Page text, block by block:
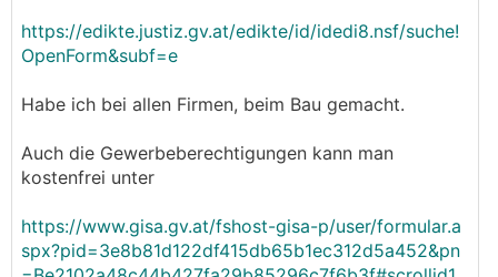
https://edikte.justiz.gv.at/edikte/id/idedi8.nsf/suche!
OpenForm&subf=e
Habe ich bei allen Firmen, beim Bau gemacht.
Auch die Gewerbeberechtigungen kann man
kostenfrei unter
https://www.gisa.gv.at/fshost-gisa-p/user/formular.a
spx?pid=3e8b81d122df415db65b1ec312d5a452&pn